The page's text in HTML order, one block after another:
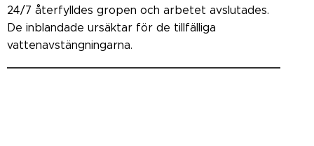
24/7 återfylldes gropen och arbetet avslutades.
De inblandade ursäktar för de tillfälliga
vattenavstängningarna.